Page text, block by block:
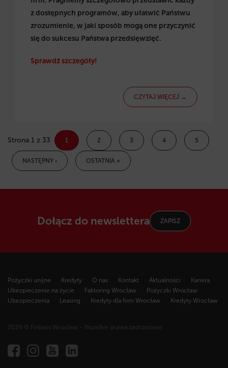
z dostępnych programów, aby ułatwić Państwu
zrozumienie, w jaki sposób mogą one przyczynić
się do sukcesu Państwa przedsięwzięć.
Sprawdź szczegóły!
CZYTAJ WIĘCEJ →
Strona 1 z 33 1 2 3 4 5
NASTĘPNY › OSTATNIA »
Dołącz do newslettera ZAPISZ
Pożyczki unijne Kredyty O nas Kontakt Aktualności
Kariera
Ubezpieczenie na życie
Faktoring Wrocław
Pożyczki Wrocław
Ubezpieczenia
Leasing Kredyty dla firm Wrocław Kredyty Wrocław
2026 © Fintaxis Wrocław - Wszelkie prawa zastrzeżone